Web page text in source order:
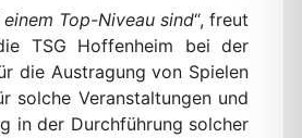
Top-Niveau sind“, freut
TSG Hoffenheim bei der
die Austragung von Spielen
solche Veranstaltungen und
in der Durchführung solcher